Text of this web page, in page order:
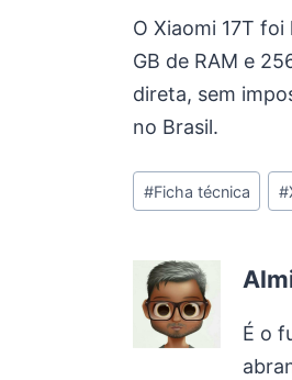
O Xiaomi 17T
GB de RAM e
direta, sem
no Brasil.
Tags
do
#Ficha técnica #
É o